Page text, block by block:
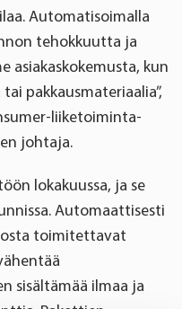
Automatisoimalla
tehokkuutta ja
asiakaskokemusta, kun
pakkausmateriaalia”,
liiketoiminta-
johtaja.
lokakuussa, ja se
Automaattisesti
toimitettavat
sisältämää ilmaa ja